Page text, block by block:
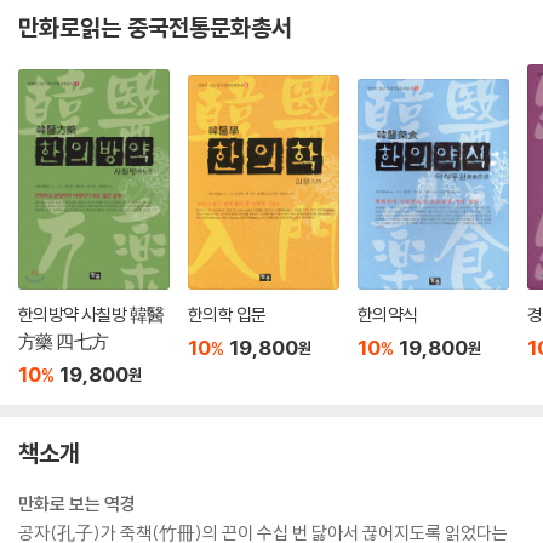
만화로읽는 중국전통문화총서
한의방약 사칠방 韓醫
方藥 四七方
10% 19,800원
한의학 입문
10% 19,800원
한의약식
10% 19,800원
책소개
만화로 보는 역경
공자(孔子)가 죽책(竹冊)의 끈이 수십 번 닳아서 끊어지도록 읽었다는